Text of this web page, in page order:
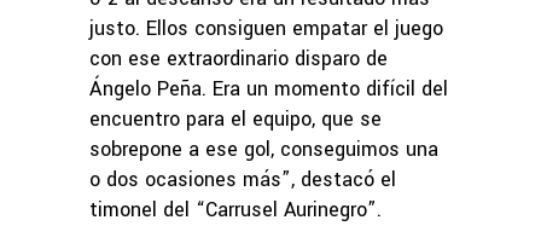
justo. Ellos consiguen empatar el juego
con ese extraordinario disparo de
Ángelo Peña. Era un momento difícil del
encuentro para el equipo, que se
sobrepone a ese gol, conseguimos una
o dos ocasiones más”, destacó el
timonel del “Carrusel Aurinegro”.